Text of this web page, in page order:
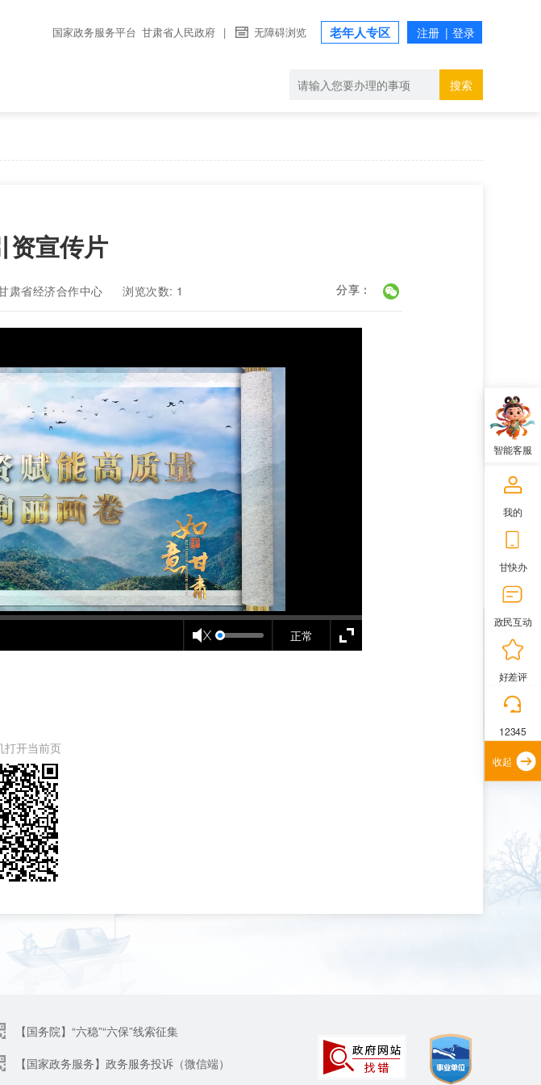
国家政务服务平台 甘肃省人民政府 | 无障碍浏览 老年人专区
搜索
资宣传片
肃省经济合作中心 浏览次数: 1 分享：
正常
打开当前页
【国务院】“六稳”“六保”线索征集
【国家政务服务】政务服务投诉（微信端）
智能客服
我的
甘快办
政民互动
好差评
12345
收起